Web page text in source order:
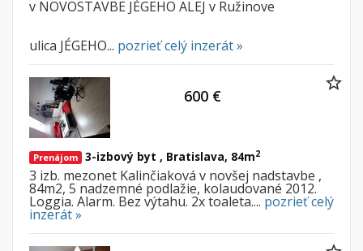
v NOVOSTAVBE JÉGEHO ALEJ v Ružinove
ulica JÉGEHO... pozrieť celý inzerát »
Prenájom 3-izbový byt , Bratislava, 84m2
3 izb. mezonet Kalinčiaková v novšej nadstavbe ,
84m2, 5 nadzemné podlažie, kolaudované 2012.
Loggia. Alarm. Bez výtahu. 2x toaleta.... pozrieť celý
inzerát »
600 €